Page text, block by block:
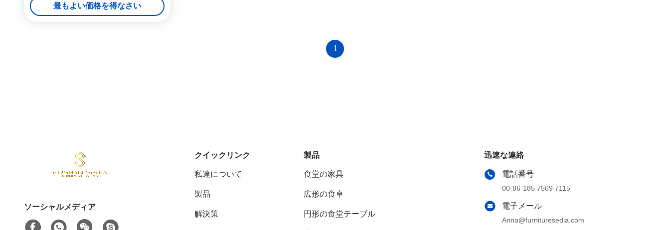
最もよい価格を得なさい
1
ソーシャルメディア
クイックリンク
私達について
製品
解決策
製品
食堂の家具
広形の食卓
円形の食堂テーブル
迅速な連絡
電話番号
00-86-185 7569 7115
電子メール
Anna@furnituresedia.com